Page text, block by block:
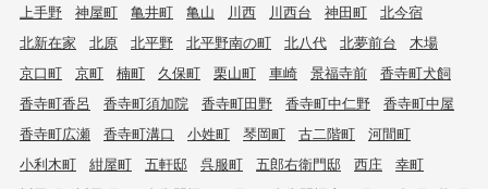
上手野
神屋町 亀井町 亀山 川西 川西台 神田町
北今宿
北新在家
北原 北平野 北平野南の町 北八代 北夢前台
木場
京口町
京町 楠町 久保町 栗山町 車崎 景福寺前
香寺町犬飼
香寺町香呂
香寺町須加院 香寺町田野 香寺町中仁野
香寺町中屋
香寺町広瀬
香寺町溝口 小姓町 琴岡町 古二階町
河間町
小利木町
紺屋町 五軒邸 呉服町 五郎右衛門邸 西庄
幸町